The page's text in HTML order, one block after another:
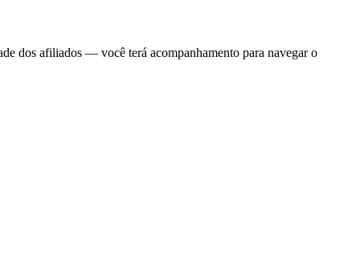
dos afiliados — você terá acompanhamento para navegar o